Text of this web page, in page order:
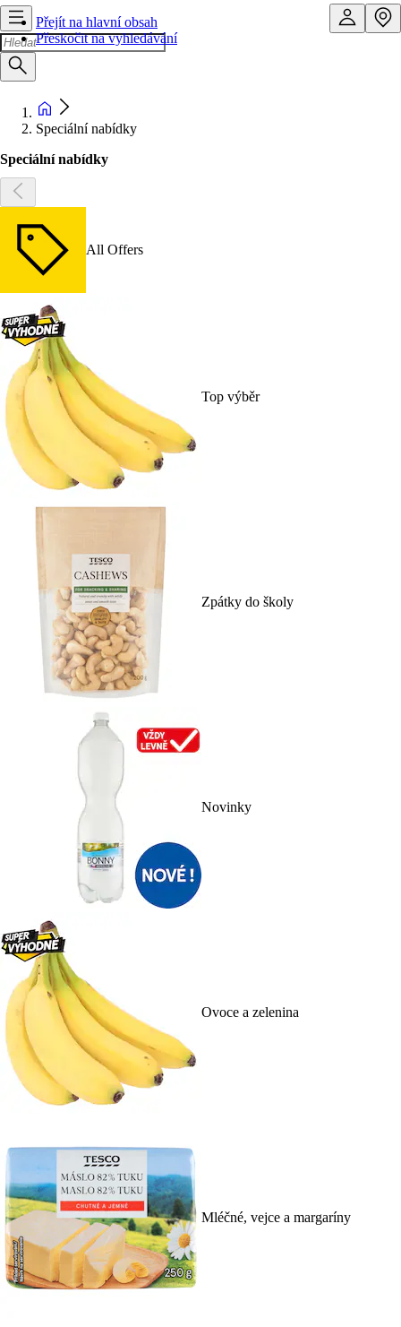
Přejít na hlavní obsah
Přeskočit na vyhledávání
Speciální nabídky
Speciální nabídky
All Offers
Top výběr
Zpátky do školy
Novinky
Ovoce a zelenina
Mléčné, vejce a margaríny